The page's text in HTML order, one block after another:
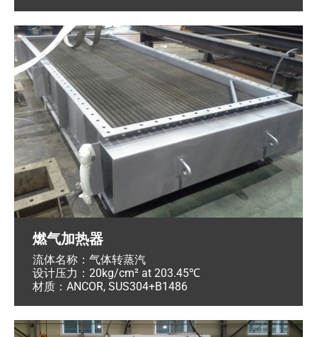
燃气加热器
流体名称：气体转蒸汽
设计压力：20kg/cm² at 203.45℃
材质：ANCOR, SUS304+B1486